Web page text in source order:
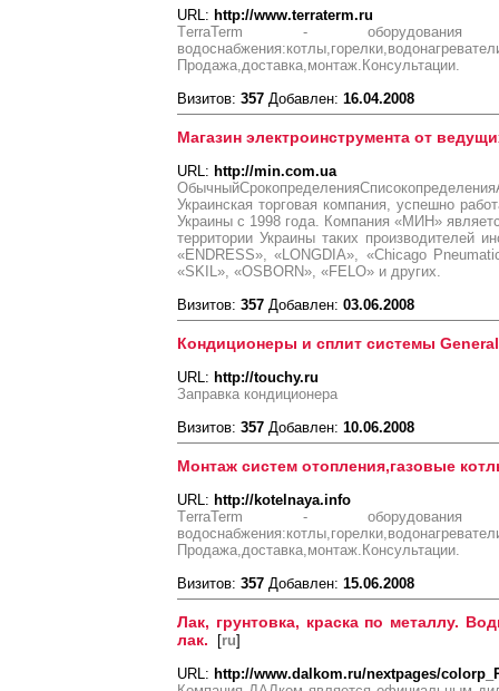
URL: http://www.terraterm.ru
ТerraTerm -
Продажа,доставка,монтаж.Консультации.
Визитов: 357 Добавлен: 16.04.2008
Магазин электроинструмента от
URL: http://min.com.ua
Украинская торговая компания, успешно
Украины с 1998 года. Компания «МИН»
территории Украины таких производителей
«ENDRESS», «LONGDIA», «Chicago
«SKIL», «OSBORN», «FELO» и других.
Визитов: 357 Добавлен: 03.06.2008
Кондиционеры и сплит системы General
URL: http://touchy.ru
Заправка кондиционера
Визитов: 357 Добавлен: 10.06.2008
Монтаж систем отопления,газовые
URL: http://kotelnaya.info
ТerraTerm -
Продажа,доставка,монтаж.Консультации.
Визитов: 357 Добавлен: 15.06.2008
Лак, грунтовка, краска по металлу.
лак. [ru]
URL: http://www.dalkom.ru/nextpages/